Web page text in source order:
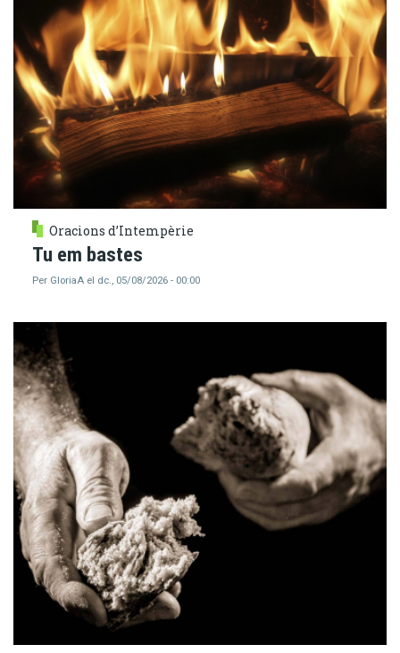
Oracions d’Intempèrie
Tu em bastes
Per GloriaA el dc., 05/08/2026 - 00:00